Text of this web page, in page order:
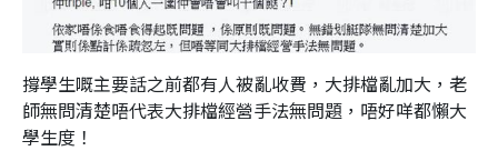
撐學生嘅主要話之前都有人被亂收費，大排檔亂加大，老
師無問清楚唔代表大排檔經營手法無問題，唔好咩都懶大
學生度！